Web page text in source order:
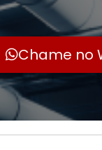
Chame no